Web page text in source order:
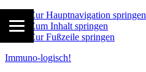
Zur Hauptnavigation springen
Zum Inhalt springen
Zur Fußzeile springen
Immuno-logisch!